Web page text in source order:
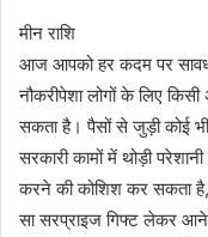
मीन राशि
आज आपको हर कदम पर
नौकरीपेशा लोगों के लिए
सकता है। पैसों से जुड़ी कोई
सरकारी कामों में थोड़ी
करने की कोशिश कर सकता है,
सा सरप्राइज गिफ्ट लेकर आने